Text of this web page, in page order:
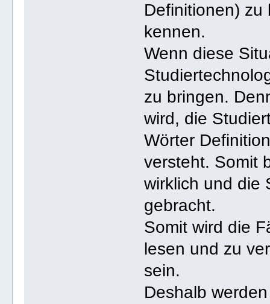
Definitionen) zu
kennen.
Wenn diese
zu bringen.
wird, die
Wörter
versteht. Somit
wirklich und die
gebracht.
Somit wird die
lesen und zu
sein.
Deshalb